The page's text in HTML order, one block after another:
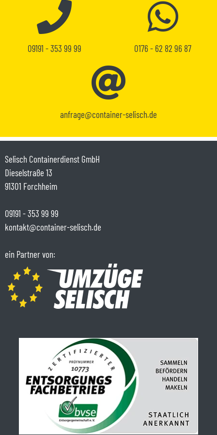
09191 - 353 99 99 0176 - 62 82 96 87
anfrage@container-selisch.de
Selisch Containerdienst GmbH
Dieselstraße 13
91301 Forchheim
09191 - 353 99 99
kontakt@container-selisch.de
ein Partner von: